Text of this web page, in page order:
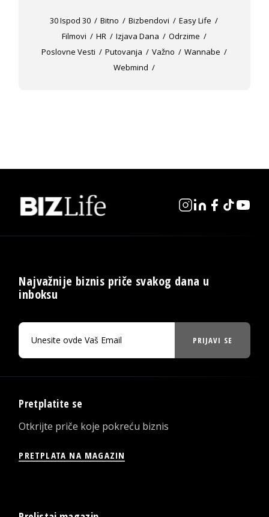
30 Ispod 30 Bitno Bizbendovi
Easy Life
Filmovi
HR Izjava Dana
Odrzime
Poslovne Vesti
Putovanja Važno
Wannabe
Webmind
Najvažnije biznis priče svakog dana u
inboksu
PRIJAVI SE
Pretplatite se
Otkrijte priče koje pokreću biznis
PRETPLATA NA MAGAZIN